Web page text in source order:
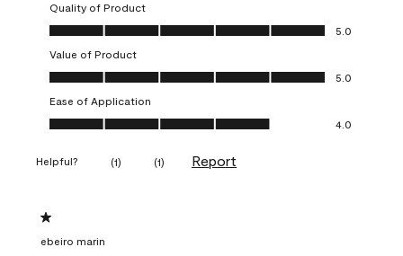
Quality of Product
Quality of Product, 5.0 out of 5
5.0
Value of Product
Value of Product, 5.0 out of 5
5.0
Ease of Application
Ease of Application, 4.0 out of 5
4.0
Helpful? (1) (1) Report
1 out of 5 stars.
ebeiro marin